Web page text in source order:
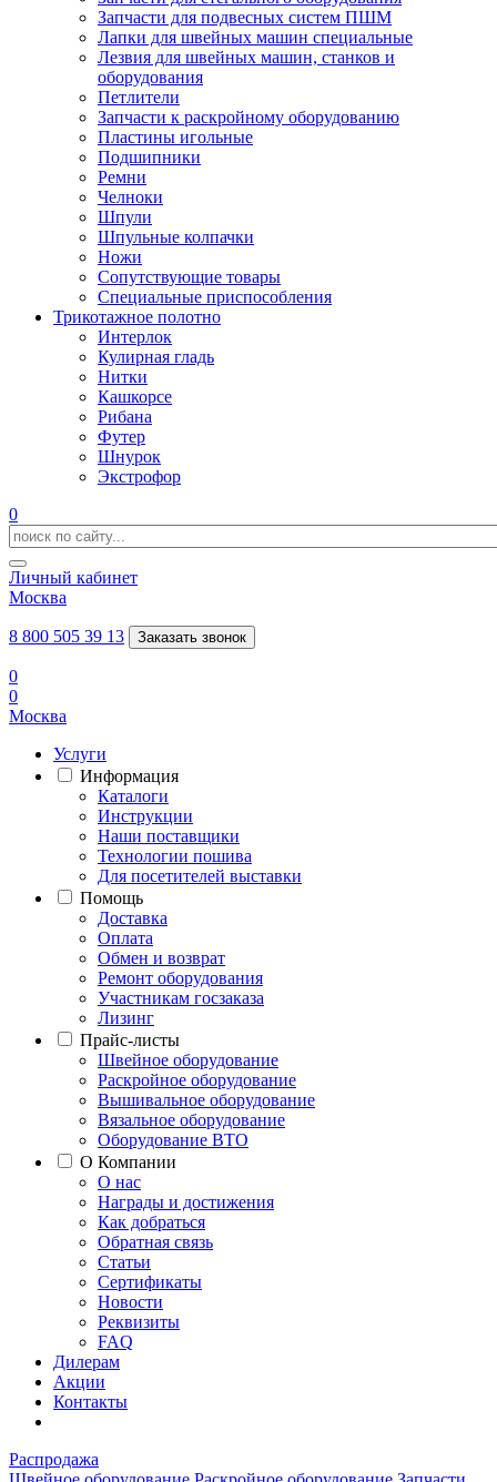
Запчасти для подвесных систем ПШМ
Лапки для швейных машин специальные
Лезвия для швейных машин, станков и
оборудования
Петлители
Запчасти к раскройному оборудованию
Пластины игольные
Подшипники
Ремни
Челноки
Шпули
Шпульные колпачки
Ножи
Сопутствующие товары
Специальные приспособления
Трикотажное полотно
Интерлок
Кулирная гладь
Нитки
Кашкорсе
Рибана
Футер
Шнурок
Экстрофор
0
Личный кабинет
Москва
8 800 505 39 13 Заказать звонок
0
0
Москва
Услуги
Информация
Каталоги
Инструкции
Наши поставщики
Технологии пошива
Для посетителей выставки
Помощь
Доставка
Оплата
Обмен и возврат
Ремонт оборудования
Участникам госзаказа
Лизинг
Прайс-листы
Швейное оборудование
Раскройное оборудование
Вышивальное оборудование
Вязальное оборудование
Оборудование ВТО
О Компании
О нас
Награды и достижения
Как добраться
Обратная связь
Статьи
Сертификаты
Новости
Реквизиты
FAQ
Дилерам
Акции
Контакты
Распродажа